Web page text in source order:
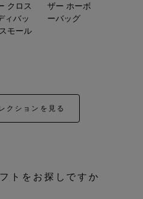
クロス
ィバッ
モール
ザー ホーボ
ーバッグ
クションを見る
トをお探しですか